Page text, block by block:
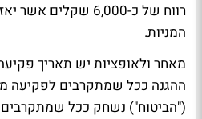
רווח של כ-6,000
המניות.
מאחר ולאופציות יש תאריך
ההגנה ככל שמתקרבים לפקיעה
("הביטוח") נשחק ככל